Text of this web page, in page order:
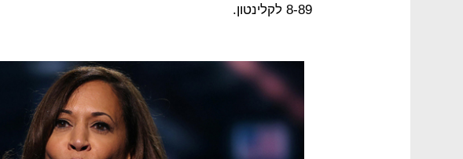
8-89 לקלינטון.